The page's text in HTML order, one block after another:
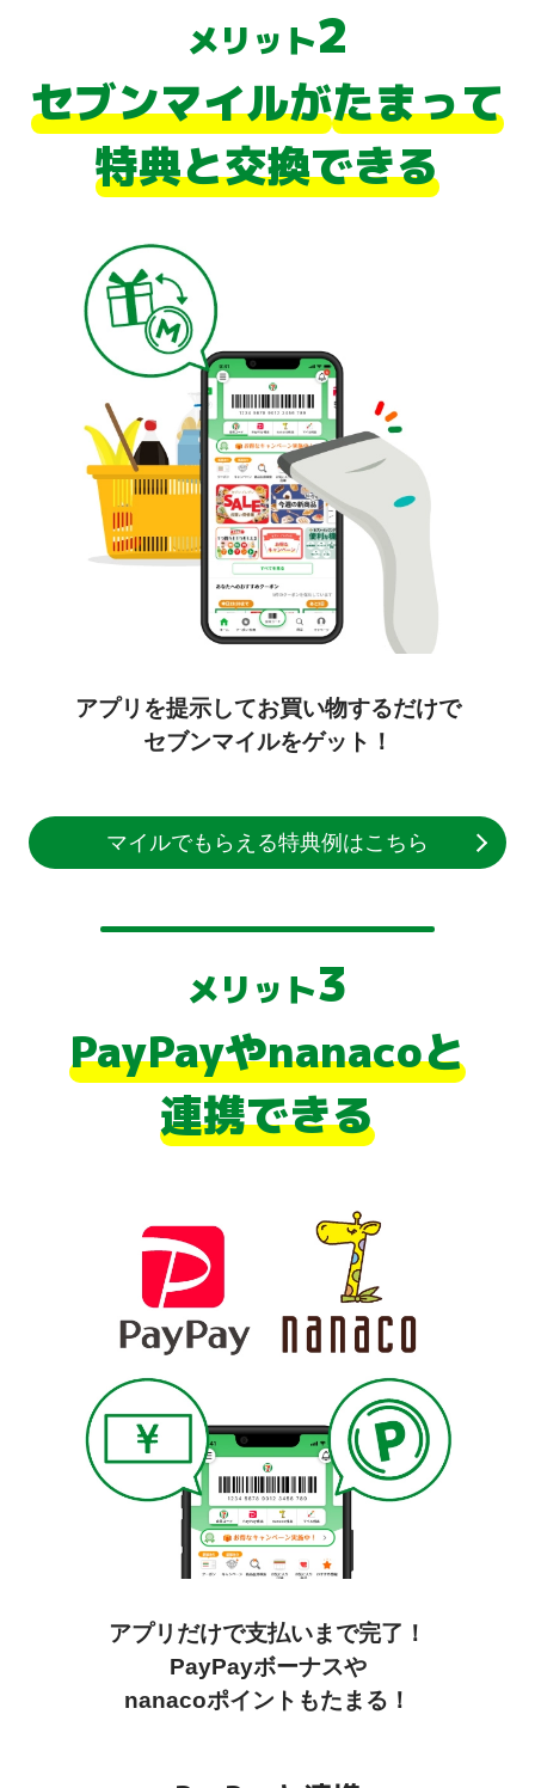
メリット2
セブンマイルがたまって
特典と交換できる
アプリを提示してお買い物するだけで
セブンマイルをゲット！
マイルでもらえる特典例はこちら
メリット3
PayPayやnanacoと
連携できる
アプリだけで支払いまで完了！
PayPayボーナスや
nanacoポイントもたまる！